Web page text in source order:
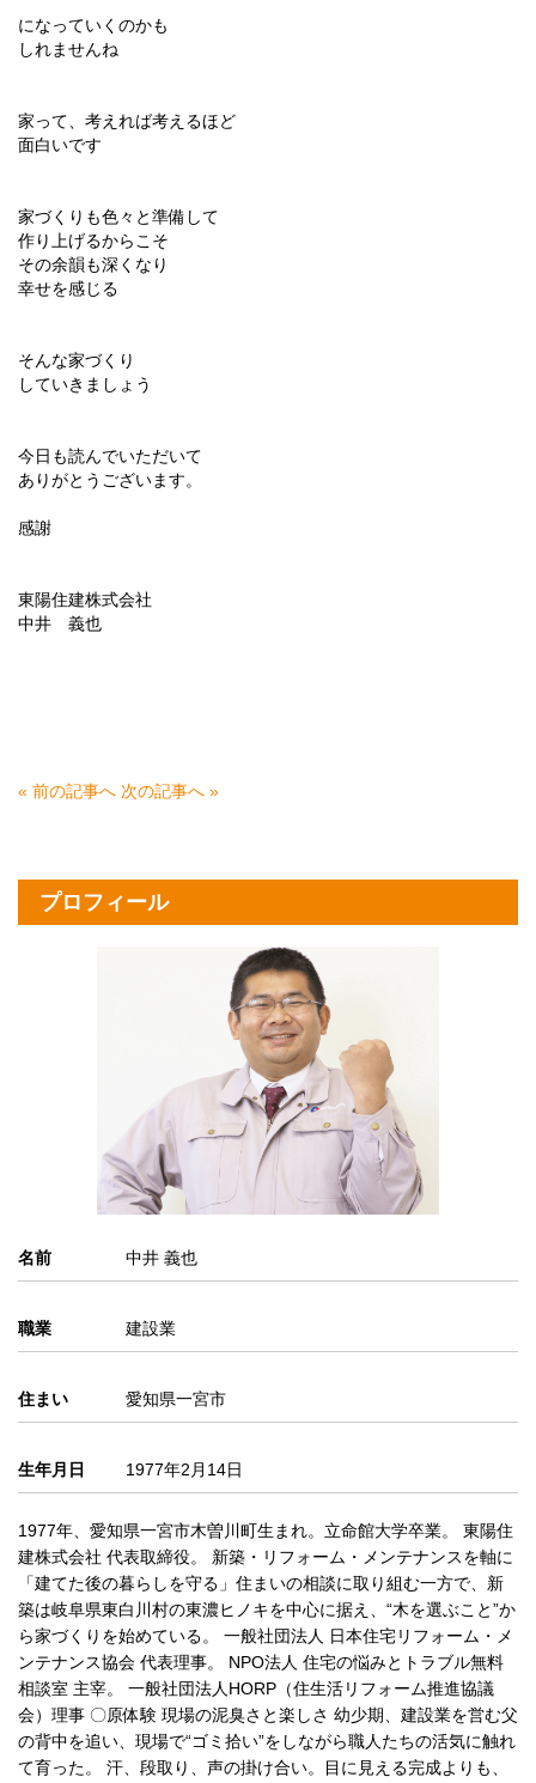
になっていくのかも
しれませんね
家って、考えれば考えるほど
面白いです
家づくりも色々と準備して
作り上げるからこそ
その余韻も深くなり
幸せを感じる
そんな家づくり
していきましょう
今日も読んでいただいて
ありがとうございます。
感謝
東陽住建株式会社
中井 義也
« 前の記事へ 次の記事へ »
プロフィール
名前 中井 義也
職業 建設業
住まい 愛知県一宮市
生年月日 1977年2月14日
1977年、愛知県一宮市木曽川町生まれ。立命館大学卒業。 東陽住
建株式会社 代表取締役。 新築・リフォーム・メンテナンスを軸に
「建てた後の暮らしを守る」住まいの相談に取り組む一方で、新
築は岐阜県東白川村の東濃ヒノキを中心に据え、“木を選ぶこと”か
ら家づくりを始めている。 一般社団法人 日本住宅リフォーム・メ
ンテナンス協会 代表理事。 NPO法人 住宅の悩みとトラブル無料
相談室 主宰。 一般社団法人HORP（住生活リフォーム推進協議
会）理事 〇原体験 現場の泥臭さと楽しさ 幼少期、建設業を営む父
の背中を追い、現場で“ゴミ拾い”をしながら職人たちの活気に触れ
て育った。 汗、段取り、声の掛け合い。目に見える完成よりも、